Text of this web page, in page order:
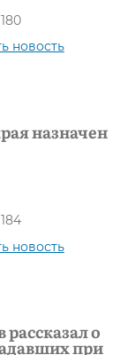
180
новость
назначен
184
новость
о
при